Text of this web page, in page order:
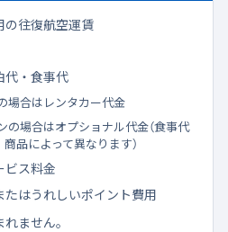
の往復航空運賃
代・食事代
場合はレンタカー代金
の場合はオプショナル代金（食事代
品によって異なります）
ビス料金
たはうれしいポイント費用
ません。